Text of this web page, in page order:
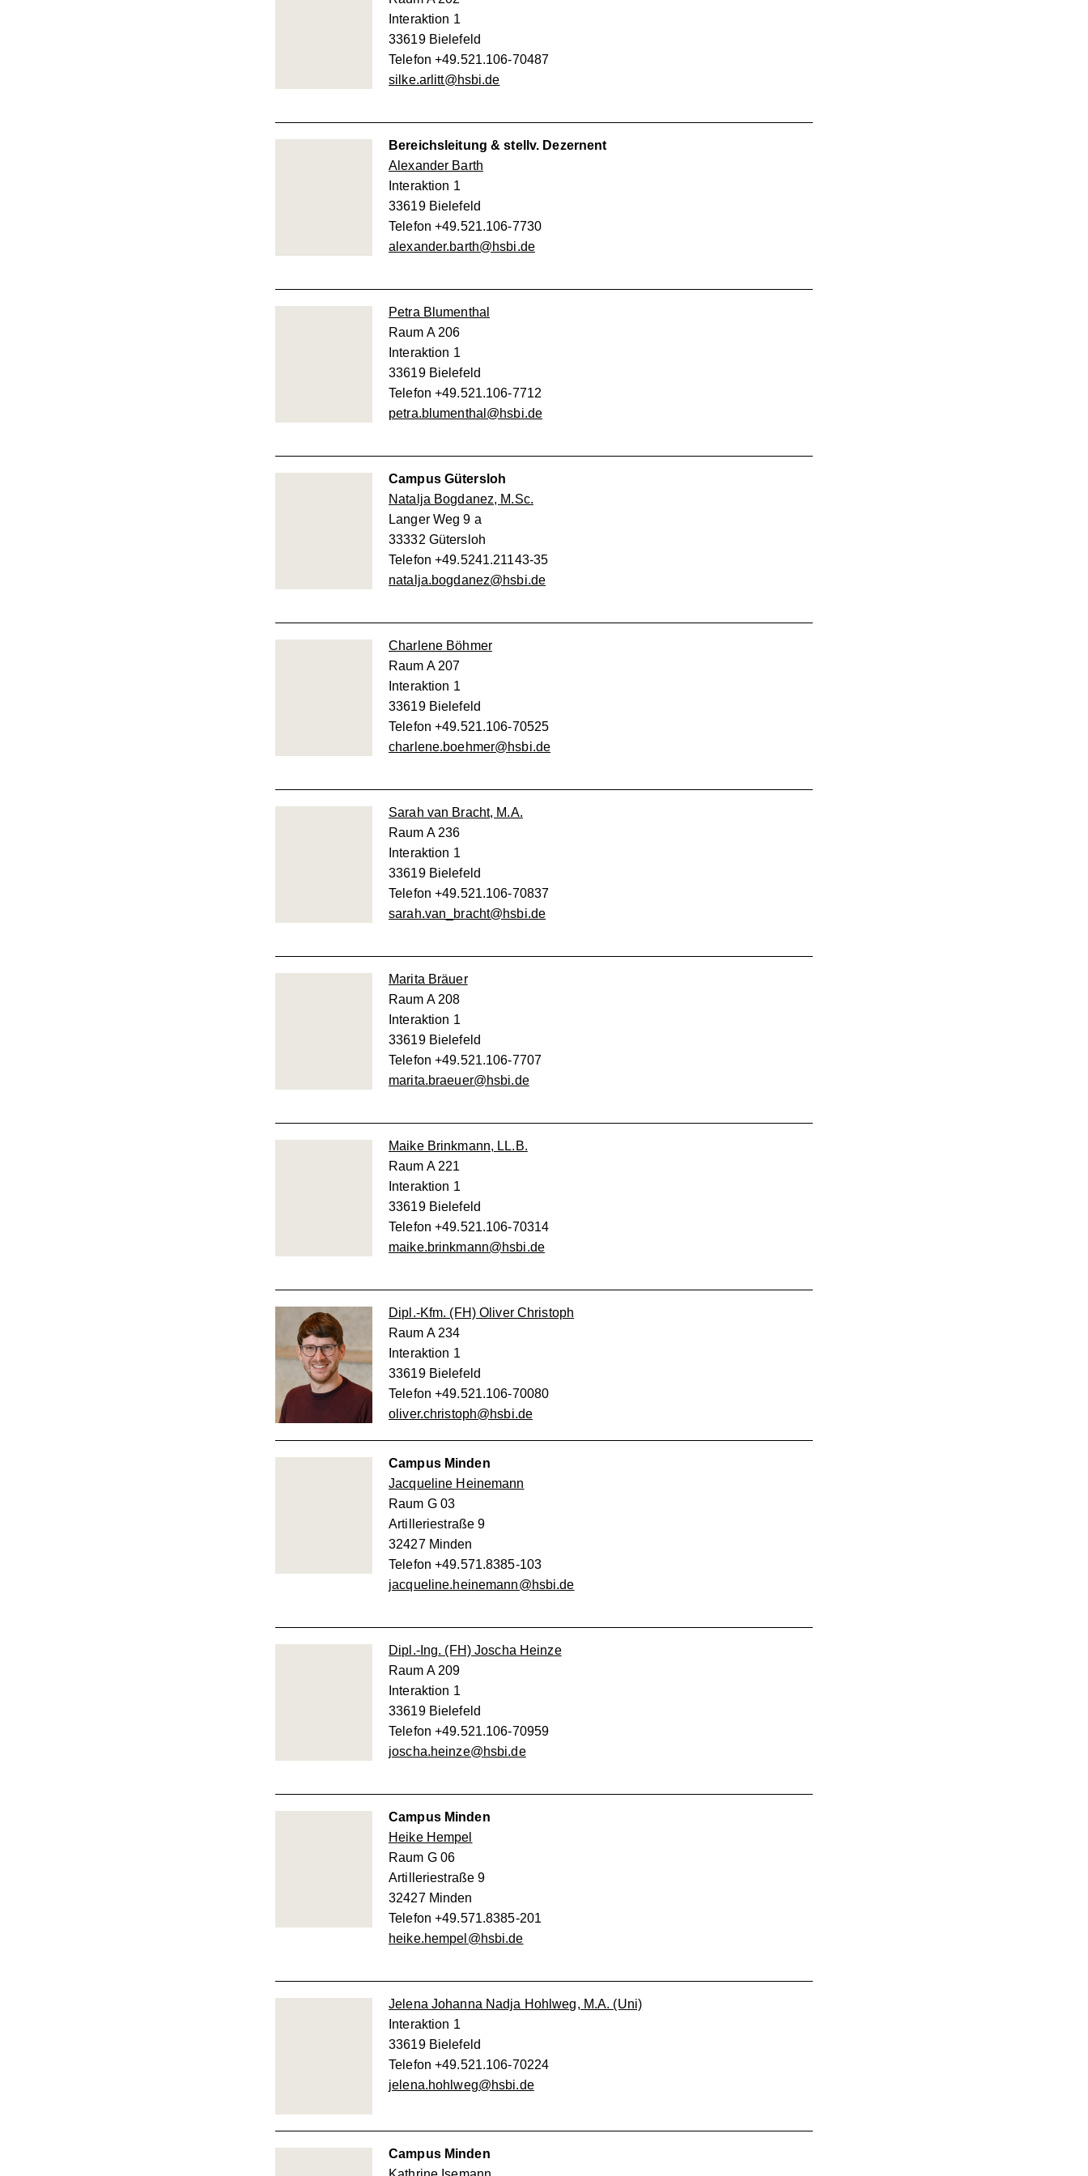
Interaktion 1
33619 Bielefeld
Telefon +49.521.106-70487
silke.arlitt@hsbi.de
Bereichsleitung & stellv. Dezernent
Alexander Barth
Interaktion 1
33619 Bielefeld
Telefon +49.521.106-7730
alexander.barth@hsbi.de
Petra Blumenthal
Raum A 206
Interaktion 1
33619 Bielefeld
Telefon +49.521.106-7712
petra.blumenthal@hsbi.de
Campus Gütersloh
Natalja Bogdanez, M.Sc.
Langer Weg 9 a
33332 Gütersloh
Telefon +49.5241.21143-35
natalja.bogdanez@hsbi.de
Charlene Böhmer
Raum A 207
Interaktion 1
33619 Bielefeld
Telefon +49.521.106-70525
charlene.boehmer@hsbi.de
Sarah van Bracht, M.A.
Raum A 236
Interaktion 1
33619 Bielefeld
Telefon +49.521.106-70837
sarah.van_bracht@hsbi.de
Marita Bräuer
Raum A 208
Interaktion 1
33619 Bielefeld
Telefon +49.521.106-7707
marita.braeuer@hsbi.de
Maike Brinkmann, LL.B.
Raum A 221
Interaktion 1
33619 Bielefeld
Telefon +49.521.106-70314
maike.brinkmann@hsbi.de
Dipl.-Kfm. (FH) Oliver Christoph
Raum A 234
Interaktion 1
33619 Bielefeld
Telefon +49.521.106-70080
oliver.christoph@hsbi.de
Campus Minden
Jacqueline Heinemann
Raum G 03
Artilleriestraße 9
32427 Minden
Telefon +49.571.8385-103
jacqueline.heinemann@hsbi.de
Dipl.-Ing. (FH) Joscha Heinze
Raum A 209
Interaktion 1
33619 Bielefeld
Telefon +49.521.106-70959
joscha.heinze@hsbi.de
Campus Minden
Heike Hempel
Raum G 06
Artilleriestraße 9
32427 Minden
Telefon +49.571.8385-201
heike.hempel@hsbi.de
Jelena Johanna Nadja Hohlweg, M.A. (Uni)
Interaktion 1
33619 Bielefeld
Telefon +49.521.106-70224
jelena.hohlweg@hsbi.de
Campus Minden